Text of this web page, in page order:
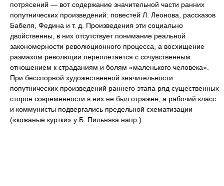
потрясений — вот содержание значительной части ранних
попутнических произведений: повестей Л. Леонова, рассказов
Бабеля, Федина и т. д. Произведения эти социально
двойственны, в них отсутствует понимание реальной
закономерности революционного процесса, а восхищение
размахом революции переплетается с сочувственным
отношением к страданиям и болям «маленького человека».
При бесспорной художественной значительности
попутнических произведений раннего этапа ряд существенных
сторон современности в них не был отражен, а рабочий класс
и коммунисты подвергались предельной схематизации
(«кожаные куртки» у Б. Пильняка напр.).